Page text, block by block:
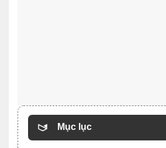
Mục lục